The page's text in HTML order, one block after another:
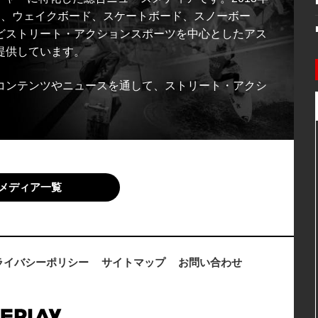
ウェイクボード、スケートボード、スノーボー
トリート・アクションスポーツを中心としたアス
供しています。
テンツやニュースを通して、ストリート・アクシ
ディア一覧
イバシーポリシー サイトマップ お問い合わせ